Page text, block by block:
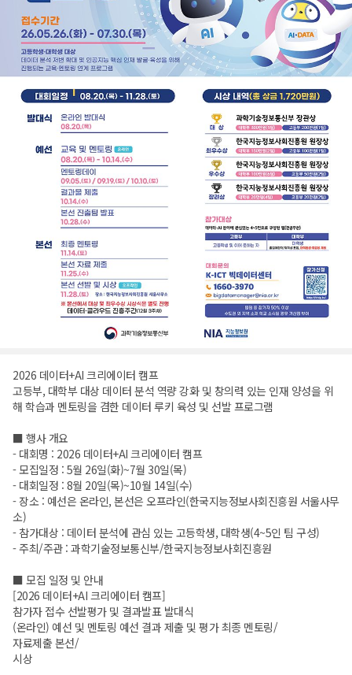
2026 데이터+AI 크리에이터 캠프
고등부, 대학부 대상 데이터 분석 역량 강화 및 창의력 있는 인재 양성을 위
해 학습과 멘토링을 겸한 데이터 루키 육성 및 선발 프로그램
■ 행사 개요
- 대회명 : 2026 데이터+AI 크리에이터 캠프
- 모집일정 : 5월 26일(화)~7월 30일(목)
- 대회일정 : 8월 20일(목)~10월 14일(수)
- 장소 : 예선은 온라인, 본선은 오프라인(한국지능정보사회진흥원 서울사무
소)
- 참가대상 : 데이터 분석에 관심 있는 고등학생, 대학생(4~5인 팀 구성)
- 주최/주관 : 과학기술정보통신부/한국지능정보사회진흥원
■ 모집 일정 및 안내
[2026 데이터+AI 크리에이터 캠프]
참가자 접수 선발평가 및 결과발표 발대식
(온라인) 예선 및 멘토링 예선 결과 제출 및 평가 최종 멘토링/
자료제출 본선/
시상